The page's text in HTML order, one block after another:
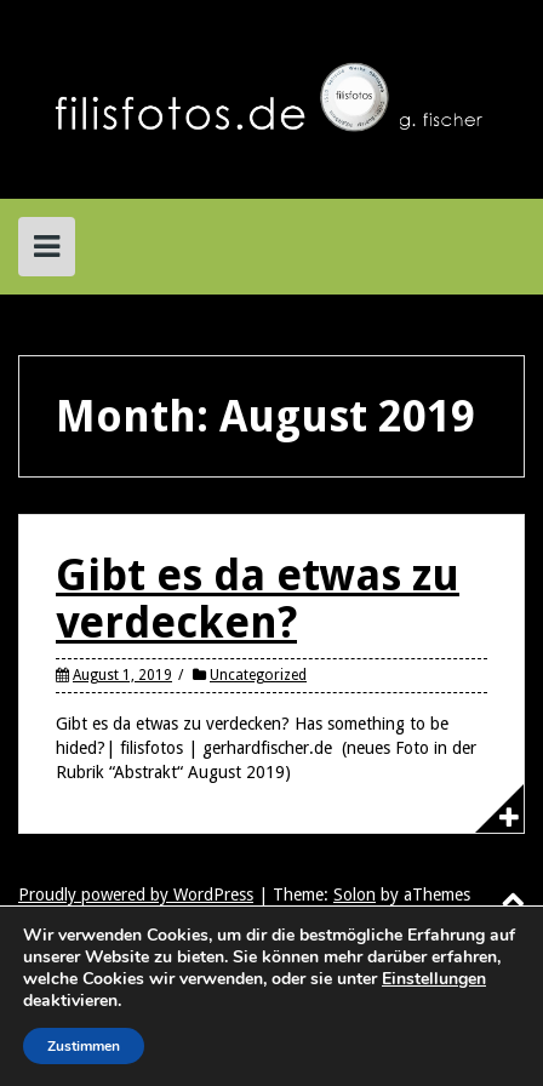
Month: August 2019
Gibt es da etwas zu
verdecken?
August 1, 2019 Uncategorized
Gibt es da etwas zu verdecken? Has something to be
hided?| filisfotos | gerhardfischer.de (neues Foto in der
Rubrik “Abstrakt“ August 2019)
Proudly powered by WordPress | Theme: Solon by aThemes
Wir verwenden Cookies, um dir die bestmögliche Erfahrung auf
unserer Website zu bieten. Sie können mehr darüber erfahren,
welche Cookies wir verwenden, oder sie unter Einstellungen
deaktivieren.
Zustimmen